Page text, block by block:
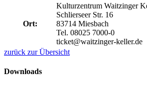
Ort:
Kulturzentrum Waitzinger
Schlierseer Str. 16
83714 Miesbach
Tel. 08025 7000-0
ticket@waitzinger-keller.de
zurück zur Übersicht
Downloads